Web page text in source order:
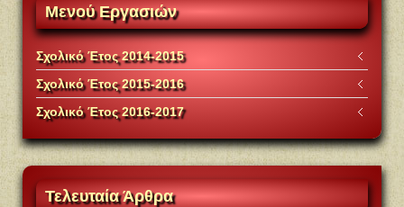
ΜενούΕργασιών
Σχολικό Έτος 2014-2015
Σχολικό Έτος 2015-2016
Σχολικό Έτος 2016-2017
ΤελευταίαΆρθρα